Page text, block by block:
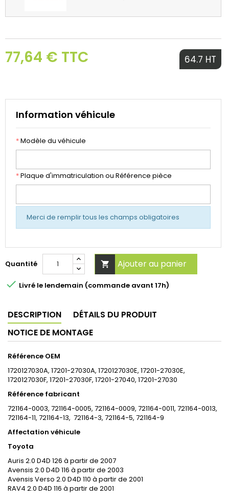
77,64 € TTC 64.7 HT
Information véhicule
*Modèle du véhicule
*Plaque d'immatriculation ou Référence pièce
Merci de remplir tous les champs obligatoires
Quantité  Ajouter au panier
 Livré le lendemain (commande avant 17h)
DESCRIPTION
DÉTAILS DU PRODUIT
NOTICE DE MONTAGE
Référence OEM
1720127030A, 17201-27030A, 1720127030E, 17201-27030E,
1720127030F, 17201-27030F, 17201-27040, 17201-27030
Référence fabricant
721164-0003, 721164-0005, 721164-0009, 721164-0011, 721164-0013,
721164-11, 721164-13, 721164-3, 721164-5, 721164-9
Affectation véhicule
Toyota
Auris 2.0 D4D 126 à partir de 2007
Avensis 2.0 D4D 116 à partir de 2003
Avensis Verso 2.0 D4D 110 à partir de 2001
RAV4 2.0 D4D 116 à partir de 2001